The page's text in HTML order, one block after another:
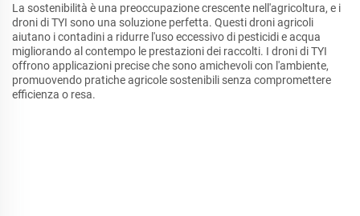
La sostenibilità è una preoccupazione crescente nell'agricoltura, e i
droni di TYI sono una soluzione perfetta. Questi droni agricoli
aiutano i contadini a ridurre l'uso eccessivo di pesticidi e acqua
migliorando al contempo le prestazioni dei raccolti. I droni di TYI
offrono applicazioni precise che sono amichevoli con l'ambiente,
promuovendo pratiche agricole sostenibili senza compromettere
efficienza o resa.